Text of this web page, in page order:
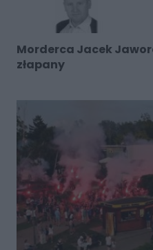
Morderca Jacek
złapany